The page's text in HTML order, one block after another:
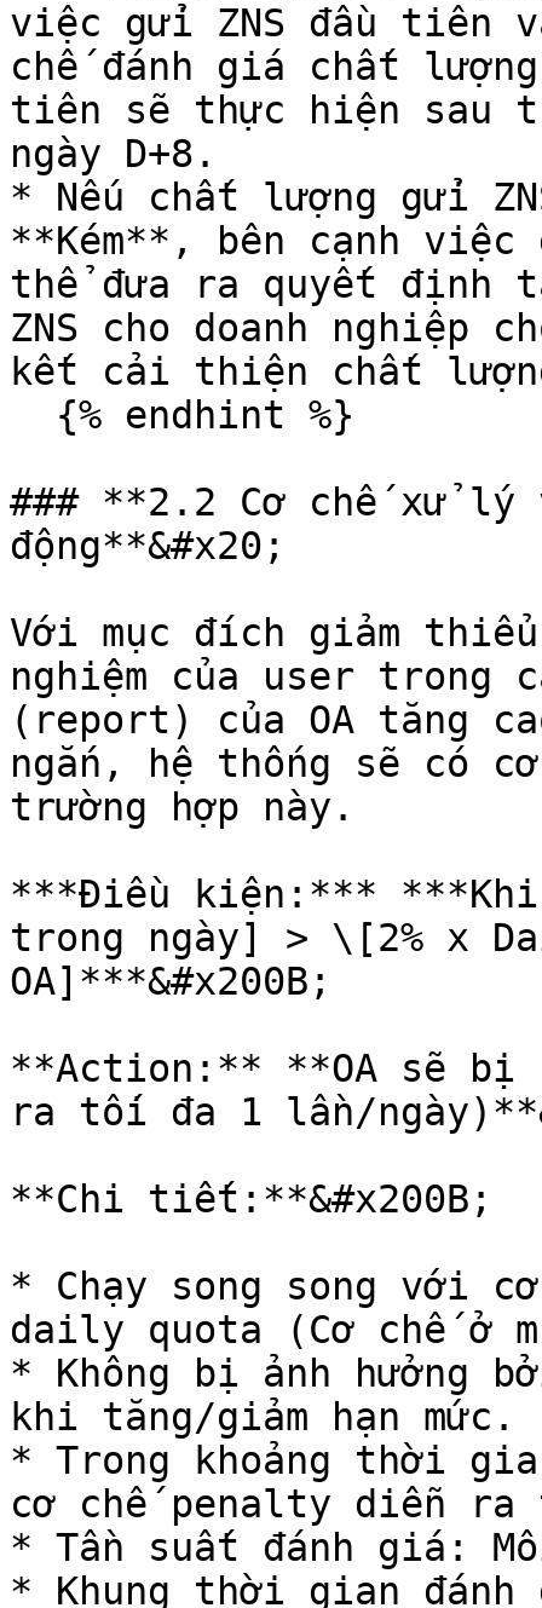
việc gửi ZNS đầu tiên
chế đánh giá chất
tiên sẽ thực hiện sau
ngày D+8.
* Nếu chất lượng gửi
**Kém**, bên cạnh
thể đưa ra quyết định
ZNS cho doanh nghiệp
kết cải thiện chất
### **2.2 Cơ chế xử
động**&#x20;
Với mục đích giảm
nghiệm của user trong
(report) của OA tăng
ngắn, hệ thống sẽ có
trường hợp này.
***Điều kiện:***
trong ngày] > \[2% x
OA]***&#x200B;
**Action:** **OA sẽ bị
ra tối đa 1 lần/
**Chi tiết:**&#x200B;
* Chạy song song với
daily quota (Cơ chế ở
* Không bị ảnh hưởng
khi tăng/giảm hạn mức.​
* Trong khoảng thời
cơ chế penalty diễn
* Tần suất đánh giá:
* Khung thời gian